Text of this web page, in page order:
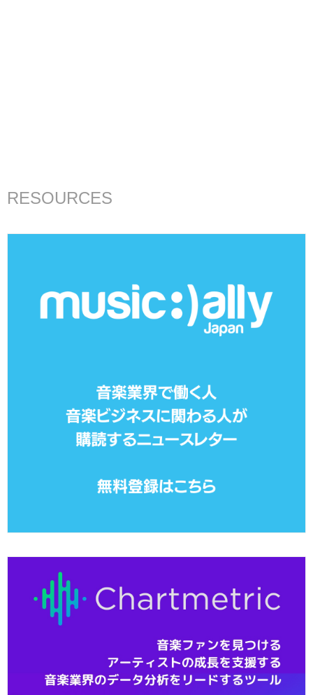
RESOURCES